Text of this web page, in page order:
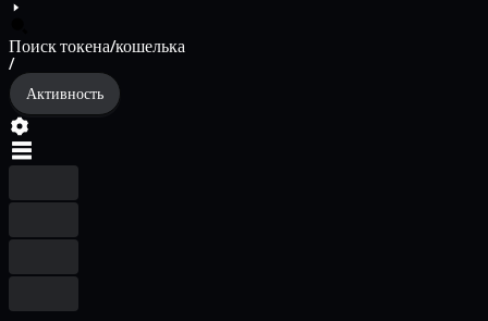
Поиск токена/кошелька
/
Активность